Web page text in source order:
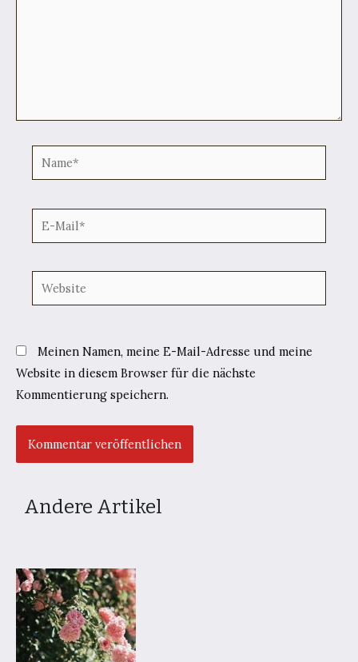
Name*
E-
Mail*
Website
Meinen Namen, meine E-Mail-Adresse und meine
Website in diesem Browser für die nächste
Kommentierung speichern.
Andere Artikel